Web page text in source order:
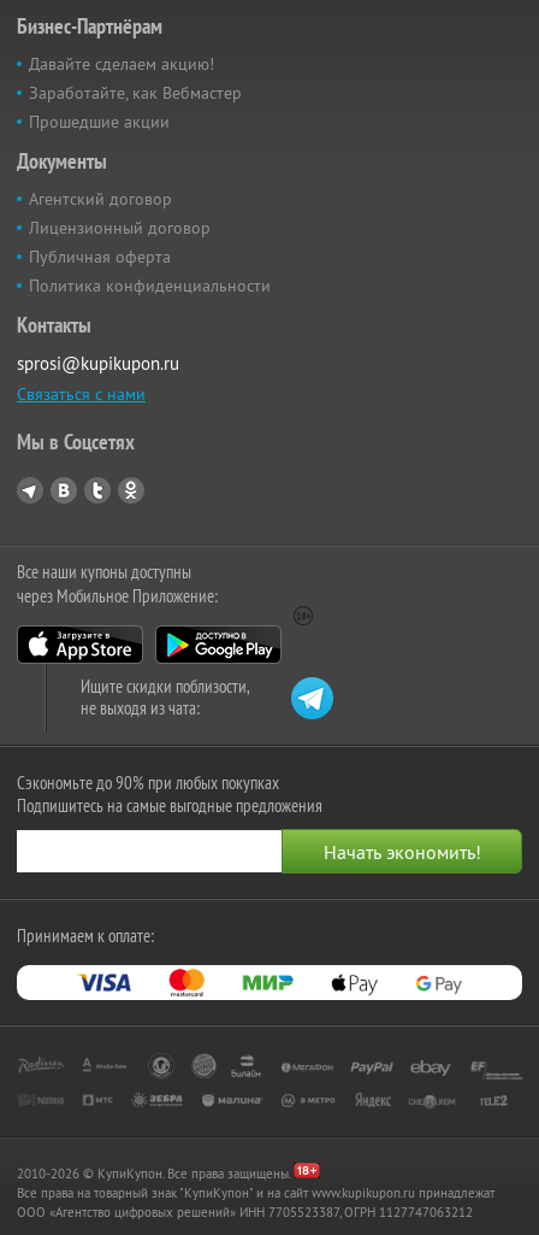
Бизнес-Партнёрам
Давайте сделаем акцию!
Заработайте, как Вебмастер
Прошедшие акции
Документы
Агентский договор
Лицензионный договор
Публичная оферта
Политика конфиденциальности
Контакты
sprosi@kupikupon.ru
Связаться с нами
Мы в Соцсетях
Все наши купоны доступны
через Мобильное Приложение:
Ищите скидки поблизости,
не выходя из чата:
Сэкономьте до 90% при любых покупках
Подпишитесь на самые выгодные предложения
Принимаем к оплате:
2010-2026 © КупиКупон. Все права защищены.
Все права на товарный знак "КупиКупон" и на сайт www.kupikupon.ru принадлежат
OOO «Агентство цифровых решений» ИНН 7705523387, ОГРН 1127747063212